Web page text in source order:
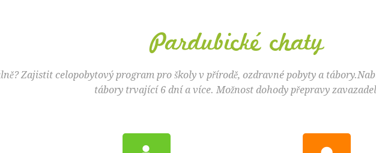
pro školy i rodiny s dětmi. Komplexní ubytovací a stravovací služby. Možnost